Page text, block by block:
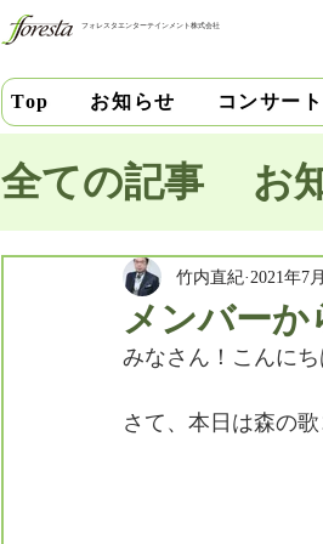
フォレスタエンターテインメント株式会社
Top お知らせ コンサート
全ての記事 お
池田史花 三
中安千晶 財
メンバーか
竹内直紀 2021年7
みなさん！こんにち
さて、本日は森の